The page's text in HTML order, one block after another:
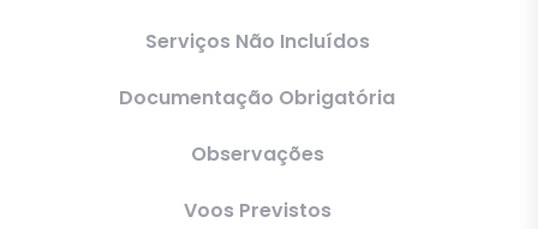
Serviços Não Incluídos
Documentação Obrigatória
Observações
Voos Previstos